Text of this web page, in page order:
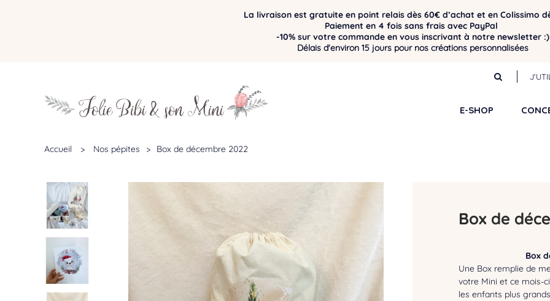
La livraison est gratuite en point relais dès 60€ d’achat et en Colissimo
Paiement en 4 fois sans frais avec PayPal
-10% sur votre commande en vous inscrivant à notre newsletter :)
Délais d'environ 15 jours pour nos créations personnalisées
E-SHOP
Accueil > Nos pépites > Box de décembre 2022
Box de
Box
Une Box remplie de
votre Mini et ce mois-
les enfants plus